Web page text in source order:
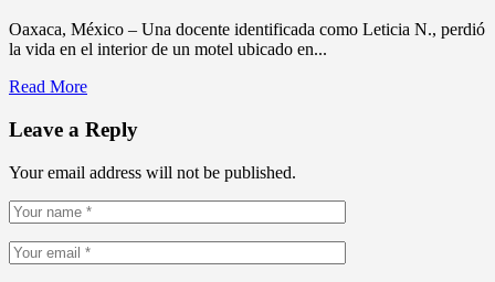
Oaxaca, México – Una docente identificada como Leticia N., perdió
la vida en el interior de un motel ubicado en...
Read More
Leave a Reply
Your email address will not be published.